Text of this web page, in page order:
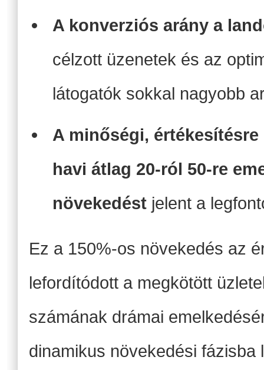
A konverziós arány a
célzott üzenetek és az
látogatók sokkal nagyobb
A minőségi,
havi átlag 20-ról 50-re
növekedést jelent a
Ez a 150%-os növekedés az
lefordítódott a megkötött
számának drámai
dinamikus növekedési